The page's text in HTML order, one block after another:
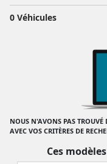
0 Véhicules
NOUS N'AVONS PAS TROUVÉ
AVEC VOS CRITÈRES DE
Ces